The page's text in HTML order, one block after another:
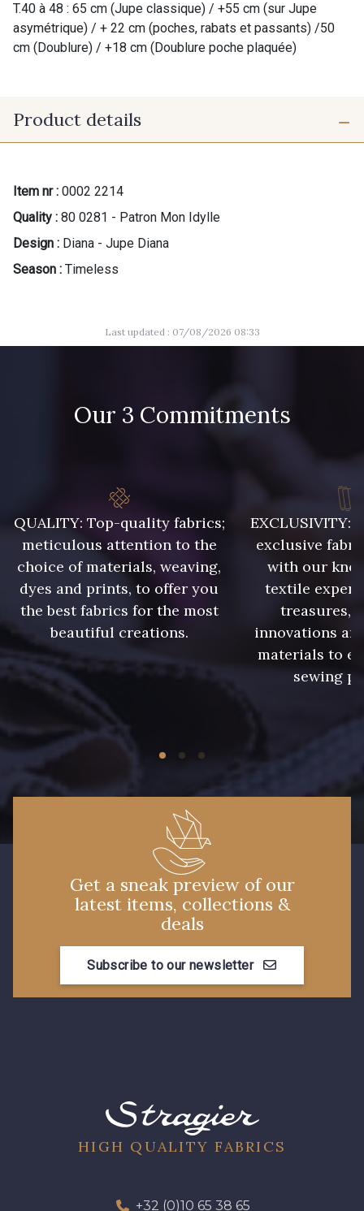
T.40 à 48 : 65 cm (Jupe classique) / +55 cm (sur Jupe
asymétrique) / + 22 cm (poches, rabats et passants) /50
cm (Doublure) / +18 cm (Doublure poche plaquée)
Product details
Item nr : 0002 2214
Quality : 80 0281 - Patron Mon Idylle
Design : Diana - Jupe Diana
Season : Timeless
Last updated : 07/08/2026 08:33
Our 3 Commitments
QUALITY: Top-quality fabrics;
meticulous attention to the
choice of materials, weaving,
dyes and prints, to offer you
the best fabrics for the most
beautiful creations.
EXCLUSIVITY:
exclusive
with our
textile
treasures,
innovations
materials to
sewing
Get a sneak preview of our
latest items, collections &
deals
Subscribe to our newsletter
HIGH QUALITY FABRICS
+32 (0)10 65 38 65